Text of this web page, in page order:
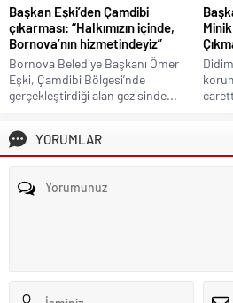
Başkan Eşki’den Çamdibi
çıkarması: “Halkımızın içinde,
Bornova’nın hizmetindeyiz”
Bornova Belediye Başkanı Ömer
Eşki, Çamdibi Bölgesi’nde
gerçekleştirdiği alan gezisinde...
YORUMLAR